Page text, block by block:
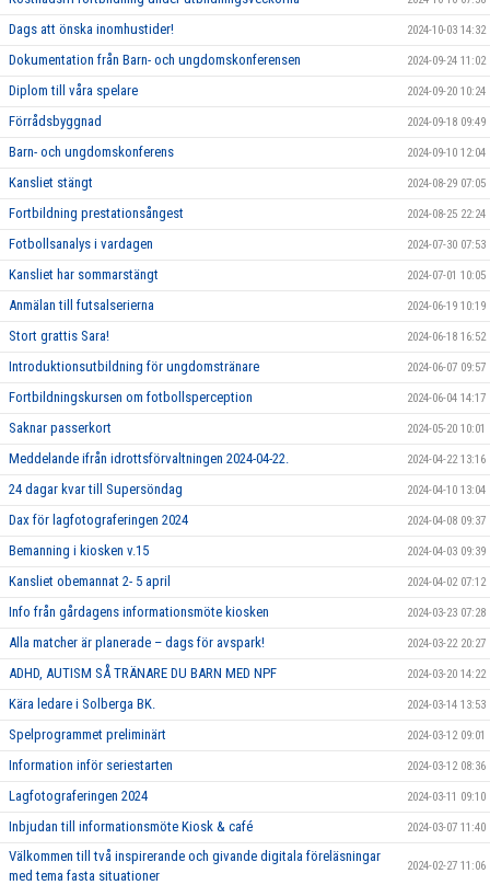
Dags att önska inomhustider! 2024-10-03 14:32
Dokumentation från Barn- och ungdomskonferensen 2024-09-24 11:02
Diplom till våra spelare 2024-09-20 10:24
Förrådsbyggnad 2024-09-18 09:49
Barn- och ungdomskonferens 2024-09-10 12:04
Kansliet stängt 2024-08-29 07:05
Fortbildning prestationsångest 2024-08-25 22:24
Fotbollsanalys i vardagen 2024-07-30 07:53
Kansliet har sommarstängt 2024-07-01 10:05
Anmälan till futsalserierna 2024-06-19 10:19
Stort grattis Sara! 2024-06-18 16:52
Introduktionsutbildning för ungdomstränare 2024-06-07 09:57
Fortbildningskursen om fotbollsperception 2024-06-04 14:17
Saknar passerkort 2024-05-20 10:01
Meddelande ifrån idrottsförvaltningen 2024-04-22. 2024-04-22 13:16
24 dagar kvar till Supersöndag 2024-04-10 13:04
Dax för lagfotograferingen 2024 2024-04-08 09:37
Bemanning i kiosken v.15 2024-04-03 09:39
Kansliet obemannat 2- 5 april 2024-04-02 07:12
Info från gårdagens informationsmöte kiosken 2024-03-23 07:28
Alla matcher är planerade – dags för avspark! 2024-03-22 20:27
ADHD, AUTISM SÅ TRÄNARE DU BARN MED NPF 2024-03-20 14:22
Kära ledare i Solberga BK. 2024-03-14 13:53
Spelprogrammet preliminärt 2024-03-12 09:01
Information inför seriestarten 2024-03-12 08:36
Lagfotograferingen 2024 2024-03-11 09:10
Inbjudan till informationsmöte Kiosk & café 2024-03-07 11:40
Välkommen till två inspirerande och givande digitala föreläsningar
med tema fasta situationer
2024-02-27 11:06